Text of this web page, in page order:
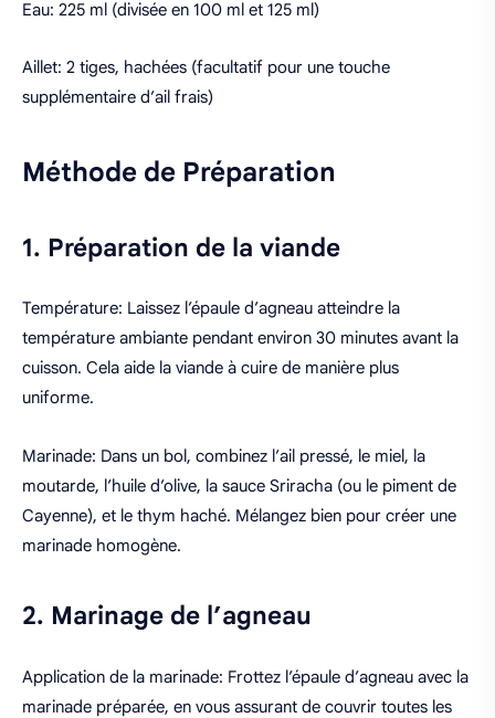
Eau: 225 ml (divisée en 100 ml et 125 ml)
Aillet: 2 tiges, hachées (facultatif pour une touche
supplémentaire d’ail frais)
Méthode de Préparation
1. Préparation de la viande
Température: Laissez l’épaule d’agneau atteindre la
température ambiante pendant environ 30 minutes avant la
cuisson. Cela aide la viande à cuire de manière plus
uniforme.
Marinade: Dans un bol, combinez l’ail pressé, le miel, la
moutarde, l’huile d’olive, la sauce Sriracha (ou le piment de
Cayenne), et le thym haché. Mélangez bien pour créer une
marinade homogène.
2. Marinage de l’agneau
Application de la marinade: Frottez l’épaule d’agneau avec la
marinade préparée, en vous assurant de couvrir toutes les